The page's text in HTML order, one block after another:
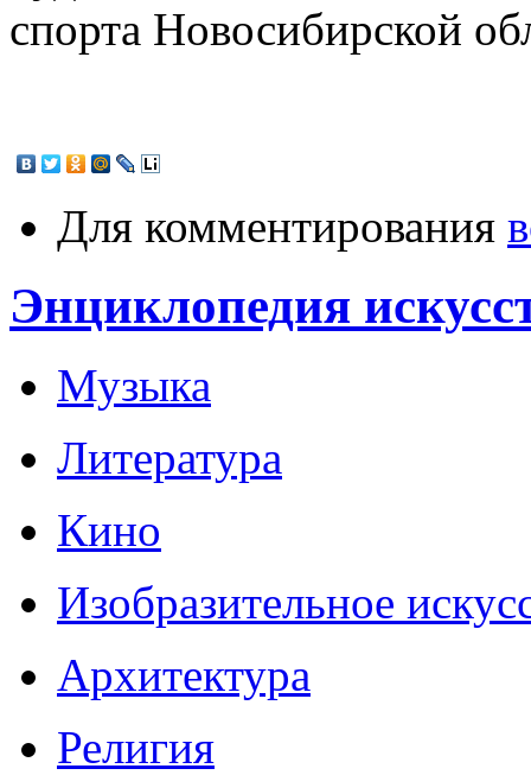
спорта Новосибирской
Для комментирования
Энциклопедия
Музыка
Литература
Кино
Изобразительное
Архитектура
Религия